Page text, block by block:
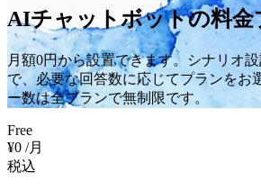
AIチャットボットの料金
月額0円から設置できます。シナリオ
で、必要な回答数に応じてプランをお
ー数は全プランで無制限です。
Free
¥0 /月
税込